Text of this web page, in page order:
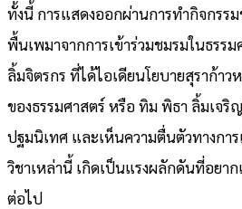
ทั้งนี้ การแสดงออกผ่านการทำกิจกร
พื้นเพมาจากการเข้าร่วมชมรมในธรร
ลิ้มจิตรกร ที่ได้ไอเดียนโยบายสุราก้าว
ของธรรมศาสตร์ หรือ ทิม พิธา ลิ้มเจริ
ปฐมนิเทศ และเห็นความตื่นตัวทางการ
วิชาเหล่านี้ เกิดเป็นแรงผลักดันที่อยาก
ต่อไป